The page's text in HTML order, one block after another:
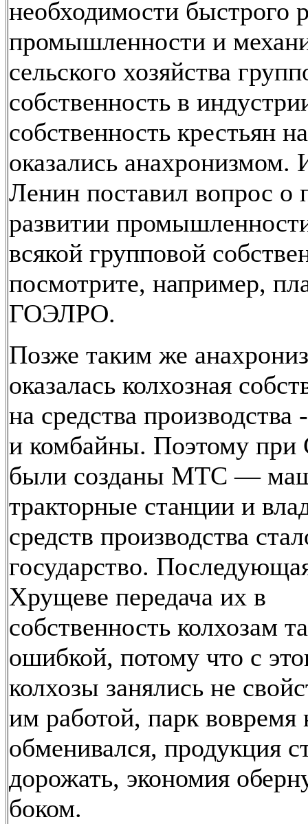
необходимости быстрого
промышленности и
сельского хозяйства
собственность в
собственность крестьян
оказались
Ленин поставил вопрос о
развитии
всякой групповой
посмотрите, например,
ГОЭЛРО.
Позже таким же
оказалась колхозная
на средства производства
и комбайны. Поэтому при
были созданы МТС —
тракторные станции и
средств производства
государство.
Хрущеве передача их в
собственность колхозам
ошибкой, потому что с
колхозы занялись не
им работой, парк вовремя
обменивался, продукция
дорожать, экономия
боком.